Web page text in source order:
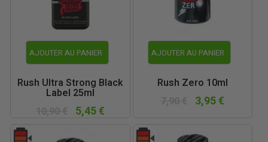
AJOUTER AU PANIER
Rush Ultra Strong Black
Label 25ml
5,45 €
AJOUTER AU PANIER
Rush Zero 10ml
3,95 €